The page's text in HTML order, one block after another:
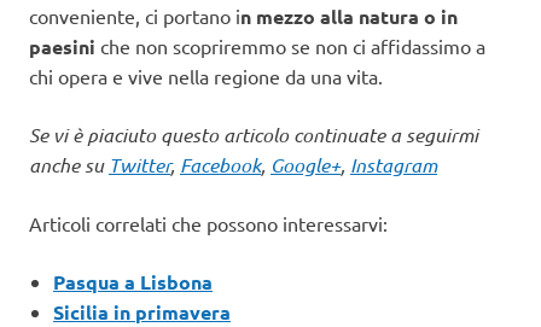
conveniente, ci portano in mezzo alla natura o in
paesini che non scopriremmo se non ci affidassimo a
chi opera e vive nella regione da una vita.
Se vi è piaciuto questo articolo continuate a seguirmi
anche su Twitter, Facebook, Google+, Instagram
Articoli correlati che possono interessarvi:
Pasqua a Lisbona
Sicilia in primavera